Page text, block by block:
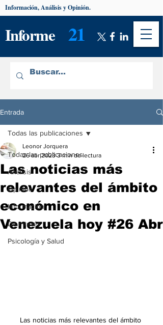
Informe 21
Información, Análisis y Opinión.
Entrada
Todas las publicaciones
Análisis
Opinión
Información
De interés
Psicología y Salud
Todas las publicaciones
Las noticias más
relevantes del ámbito
económico en
Venezuela hoy #26 Abr
Leonor Jorquera
26 abr 2023 3 min de lectura
Las noticias más relevantes del ámbito